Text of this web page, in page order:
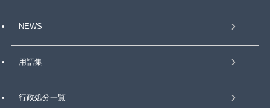
NEWS
用語集
行政処分一覧